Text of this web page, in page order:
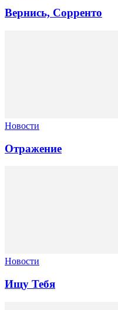
Вернись, Сорренто
Новости
Отражение
Новости
Ищу Тебя